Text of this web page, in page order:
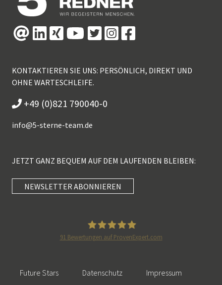
KONTAKTIEREN SIE UNS: PERSÖNLICH, DIREKT UND
OHNE WARTESCHLEIFE.
+49 (0)821 790040-0
info@5-sterne-team.de
JETZT GANZ BEQUEM AUF DEM LAUFENDEN BLEIBEN:
NEWSLETTER ABONNIEREN
91 Bewertungen auf ProvenExpert.com
Future Stars Datenschutz Impressum
SEHR GUT